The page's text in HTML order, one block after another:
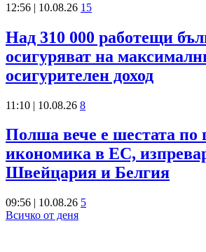
12:56 | 10.08.26 15
Над 310 000 работещи
осигуряват на
осигурителен доход
11:10 | 10.08.26 8
Полша вече е шестата по
икономика в ЕС,
Швейцария и Белгия
09:56 | 10.08.26 5
Всичко от деня